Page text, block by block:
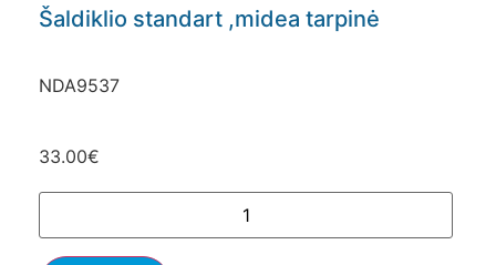
Šaldiklio standart ,midea tarpinė
NDA9537
33.00€